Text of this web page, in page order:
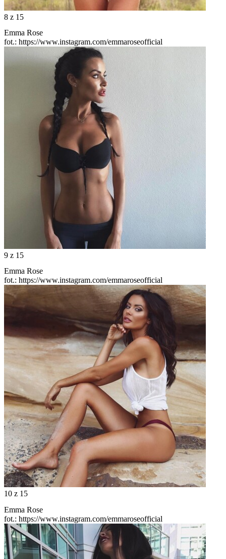
8 z 15
Emma Rose
fot.: https://www.instagram.com/emmaroseofficial
9 z 15
Emma Rose
fot.: https://www.instagram.com/emmaroseofficial
10 z 15
Emma Rose
fot.: https://www.instagram.com/emmaroseofficial